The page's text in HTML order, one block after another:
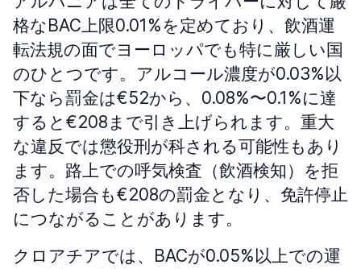
格なBAC上限0.01%を定めており、飲酒運
転法規の面でヨーロッパでも特に厳しい国
のひとつです。アルコール濃度が0.03%以
下なら罰金は€52から、0.08%〜0.1%に達
すると€208まで引き上げられます。重大
な違反では懲役刑が科される可能性もあり
ます。路上での呼気検査（飲酒検知）を拒
否した場合も€208の罰金となり、免許停止
につながることがあります。
クロアチアでは、BACが0.05%以上での運